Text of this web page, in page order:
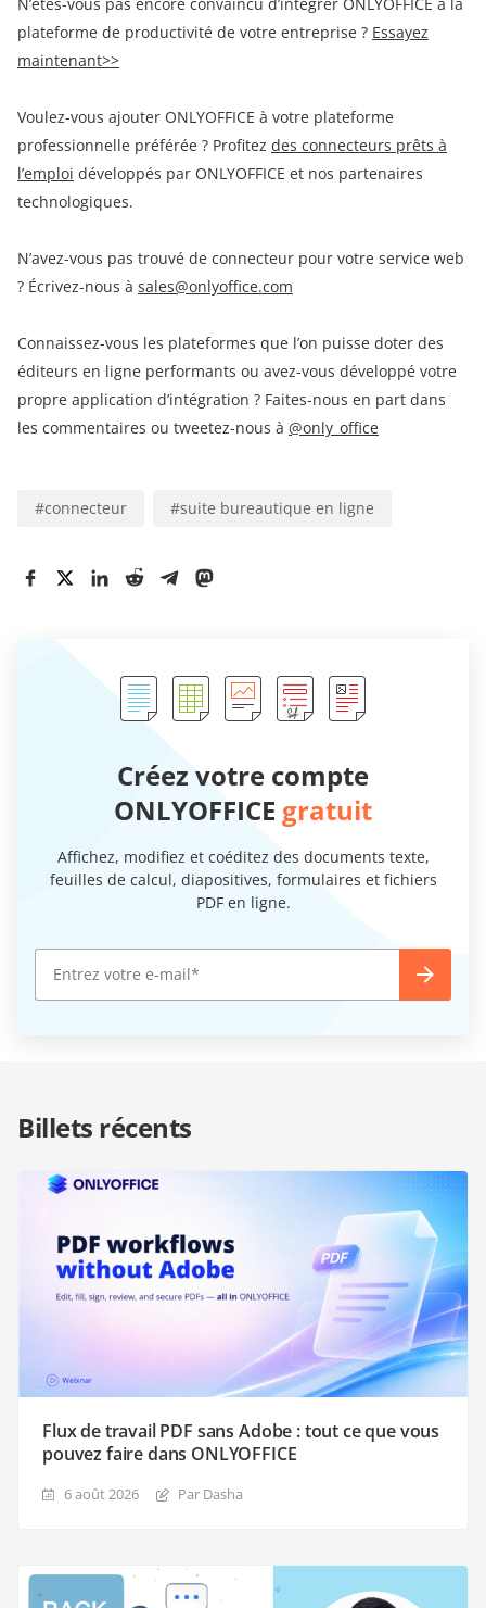
plateforme de productivité de votre entreprise ? Essayez
maintenant>>
Voulez-vous ajouter ONLYOFFICE à votre plateforme
professionnelle préférée ? Profitez des connecteurs prêts à
l’emploi développés par ONLYOFFICE et nos partenaires
technologiques.
N’avez-vous pas trouvé de connecteur pour votre service web
? Écrivez-nous à sales@onlyoffice.com
Connaissez-vous les plateformes que l’on puisse doter des
éditeurs en ligne performants ou avez-vous développé votre
propre application d’intégration ? Faites-nous en part dans
les commentaires ou tweetez-nous à @only_office
#connecteur #suite bureautique en ligne
Créez votre compte
ONLYOFFICE gratuit
Affichez, modifiez et coéditez des documents texte,
feuilles de calcul, diapositives, formulaires et fichiers
PDF en ligne.
Billets récents
Flux de travail PDF sans Adobe : tout ce que vous
pouvez faire dans ONLYOFFICE
6 août 2026 Par Dasha